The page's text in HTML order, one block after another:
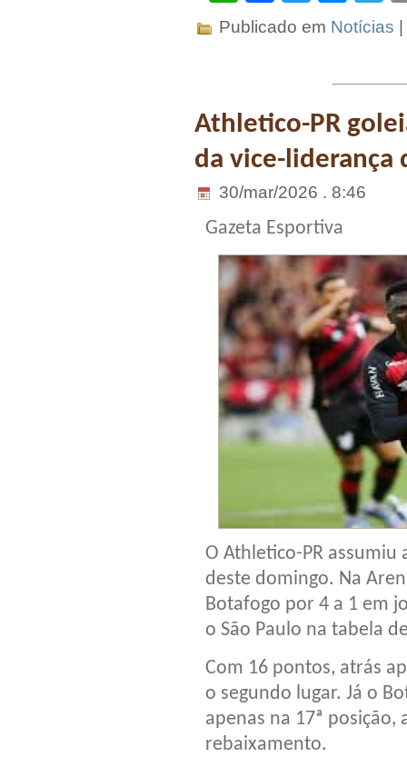
Publicado em Notícias |
Athletico-PR
da vice-liderança
30/mar/2026 . 8:46
Gazeta Esportiva
O Athletico-PR
deste domingo. Na
Botafogo por 4 a 1 em
o São Paulo na tabela
Com 16 pontos, atrás
o segundo lugar. Já o
apenas na 17ª
rebaixamento.